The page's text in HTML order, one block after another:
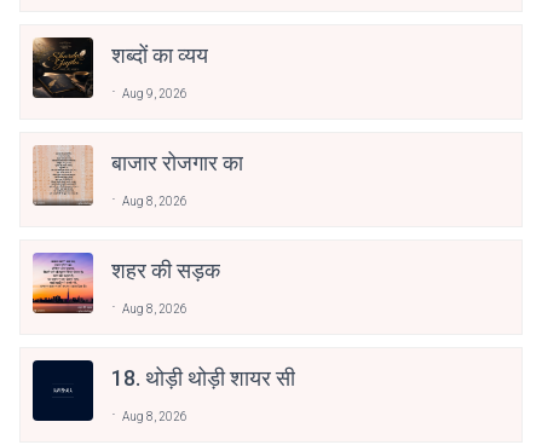
शब्दों का व्यय
Aug 9, 2026
बाजार रोजगार का
Aug 8, 2026
शहर की सड़क
Aug 8, 2026
18. थोड़ी थोड़ी शायर सी
Aug 8, 2026